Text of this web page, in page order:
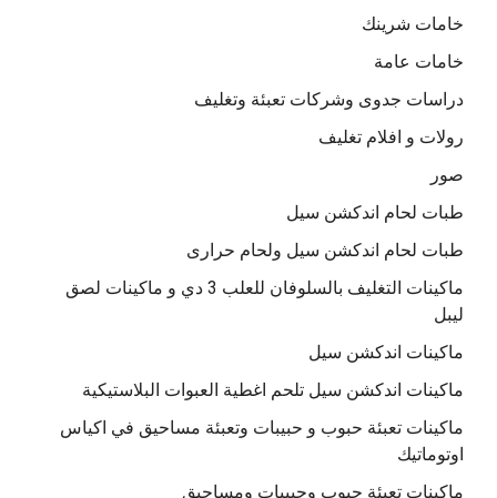
خامات شرينك
خامات عامة
دراسات جدوى وشركات تعبئة وتغليف
رولات و افلام تغليف
صور
طبات لحام اندكشن سيل
طبات لحام اندكشن سيل ولحام حرارى
ماكينات التغليف بالسلوفان للعلب 3 دي و ماكينات لصق
ليبل
ماكينات اندكشن سيل
ماكينات اندكشن سيل تلحم اغطية العبوات البلاستيكية
ماكينات تعبئة حبوب و حبيبات وتعبئة مساحيق في اكياس
اوتوماتيك
ماكينات تعبئة حبوب وحبيبات ومساحيق